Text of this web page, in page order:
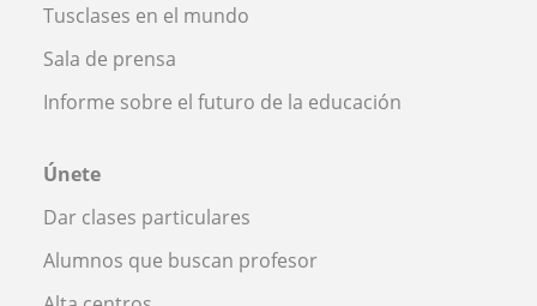
Tusclases en el mundo
Sala de prensa
Informe sobre el futuro de la educación
Únete
Dar clases particulares
Alumnos que buscan profesor